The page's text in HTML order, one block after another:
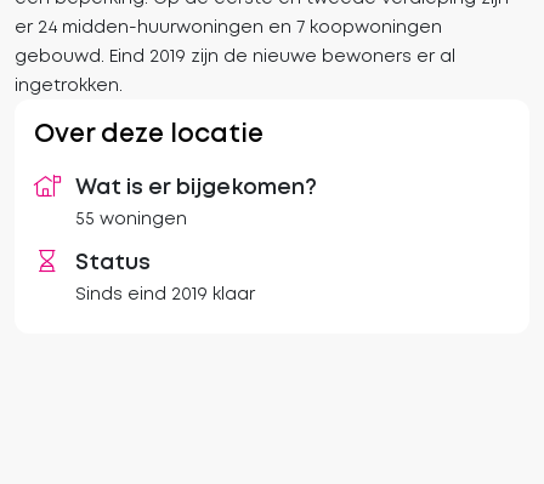
er 24 midden-huurwoningen en 7 koopwoningen
gebouwd. Eind 2019 zijn de nieuwe bewoners er al
ingetrokken.
Over deze locatie
Wat is er bijgekomen?
55 woningen
Status
Sinds eind 2019 klaar